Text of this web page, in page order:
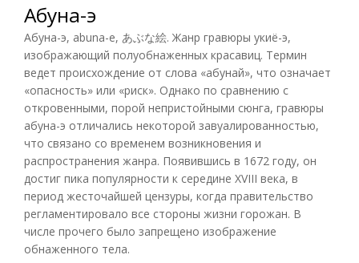
Абуна-э
Абуна-э, abuna-e, あぶな絵. Жанр гравюры укиё-э,
изображающий полуобнаженных красавиц. Термин
ведет происхождение от слова «абунай», что означает
«опасность» или «риск». Однако по сравнению с
откровенными, порой непристойными сюнга, гравюры
абуна-э отличались некоторой завуалированностью,
что связано со временем возникновения и
распространения жанра. Появившись в 1672 году, он
достиг пика популярности к середине XVIII века, в
период жесточайшей цензуры, когда правительство
регламентировало все стороны жизни горожан. В
числе прочего было запрещено изображение
обнаженного тела.